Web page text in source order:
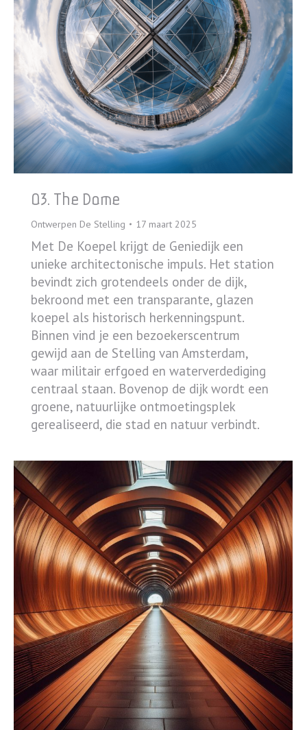
03. The Dome
Ontwerpen De Stelling 17 maart 2025
Met De Koepel krijgt de Geniedijk een
unieke architectonische impuls. Het station
bevindt zich grotendeels onder de dijk,
bekroond met een transparante, glazen
koepel als historisch herkenningspunt.
Binnen vind je een bezoekerscentrum
gewijd aan de Stelling van Amsterdam,
waar militair erfgoed en waterverdediging
centraal staan. Bovenop de dijk wordt een
groene, natuurlijke ontmoetingsplek
gerealiseerd, die stad en natuur verbindt.